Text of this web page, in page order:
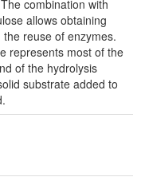
combination with
allows obtaining
reuse of enzymes.
represents most of the
of the hydrolysis
substrate added to